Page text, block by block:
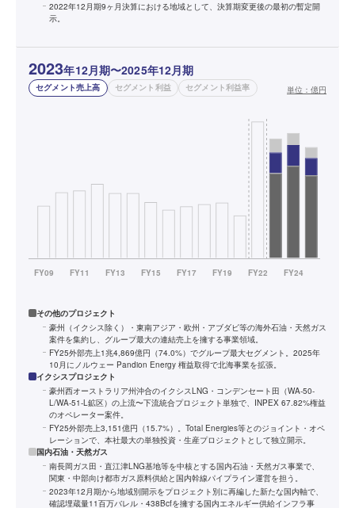
2022年12月期9ヶ月決算における地域として、決算期変更後の最初の暫定開
示。
2023年12月期〜2025年12月期
セグメント売上高 セグメント利益 セグメント利益率 単位： 億円
その他のプロジェクト
豪州（イクシス除く）・東南アジア・欧州・アブダビ等の海外石油・天然ガス
案件を集約し、グループ最大の連結売上を擁する事業領域。
FY25外部売上1兆4,869億円（74.0%）でグループ最大セグメント。2025年
10月にノルウェー Pandion Energy 権益取得で北海事業を拡張。
イクシスプロジェクト
豪州西オーストラリア州沖合のイクシスLNG・コンデンセート田（WA-50-
L/WA-51-L鉱区）の上流〜下流統合プロジェクト単独で、INPEX 67.82%権益
のオペレーター案件。
FY25外部売上3,151億円（15.7%）。Total Energies等とのジョイント・オペ
レーションで、本社最大の単独投資・生産プロジェクトとして独立開示。
国内石油・天然ガス
南長岡ガス田・直江津LNG基地等を中核とする国内石油・天然ガス事業で、
関東・中部向け都市ガス原料供給と国内幹線パイプライン運営を担う。
2023年12月期から地域別開示をプロジェクト別に再編した新たな国内軸で、
確認埋蔵量11百万バレル・438Bcfを擁する国内エネルギー供給インフラ事